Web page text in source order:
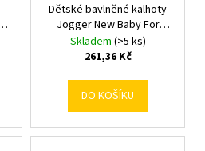
Dětské bavlněné kalhoty
Jogger New Baby For
Babies bunny 56 (0-3m)
Skladem (>5 ks)
261,36 Kč
DO KOŠÍKU